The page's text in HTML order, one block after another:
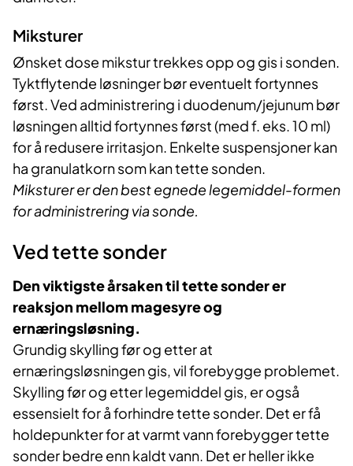
Miksturer
Ønsket dose mikstur trekkes opp og gis i sonden.
Tyktflytende løsninger bør eventuelt fortynnes
først. Ved administrering i duodenum/jejunum bør
løsningen alltid fortynnes først (med f. eks. 10 ml)
for å redusere irritasjon. Enkelte suspensjoner kan
ha granulatkorn som kan tette sonden.
Miksturer er den best egnede legemiddel-formen
for administrering via sonde.
Ved tette sonder
Den viktigste årsaken til tette sonder er
reaksjon mellom magesyre og
ernæringsløsning.
Grundig skylling før og etter at
ernæringsløsningen gis, vil forebygge problemet.
Skylling før og etter legemiddel gis, er også
essensielt for å forhindre tette sonder. Det er få
holdepunkter for at varmt vann forebygger tette
sonder bedre enn kaldt vann. Det er heller ikke